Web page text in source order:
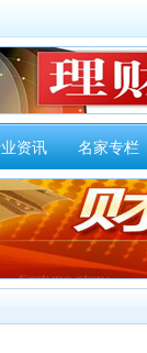
资讯 名家专栏